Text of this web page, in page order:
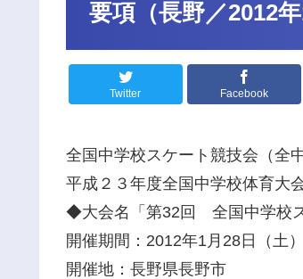
要項（長野／2012年
Twitter Facebook
全国中学校スケート競技会（全
平成２３年度全国中学校体育大
◆大会名「第32回 全国中学校ス
開催期間：2012年1月28日（土
開催地：長野県長野市